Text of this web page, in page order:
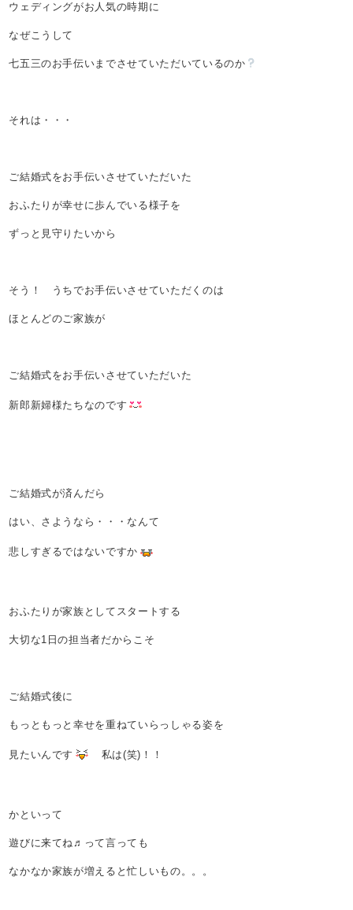
ウェディングがお人気の時期に
なぜこうして
七五三のお手伝いまでさせていただいているのか
それは・・・
ご結婚式をお手伝いさせていただいた
おふたりが幸せに歩んでいる様子を
ずっと見守りたいから
そう！ うちでお手伝いさせていただくのは
ほとんどのご家族が
ご結婚式をお手伝いさせていただいた
新郎新婦様たちなのです
ご結婚式が済んだら
はい、さようなら・・・なんて
悲しすぎるではないですか
おふたりが家族としてスタートする
大切な1日の担当者だからこそ
ご結婚式後に
もっともっと幸せを重ねていらっしゃる姿を
見たいんです 私は(笑)！！
かといって
遊びに来てね♬って言っても
なかなか家族が増えると忙しいもの。。。